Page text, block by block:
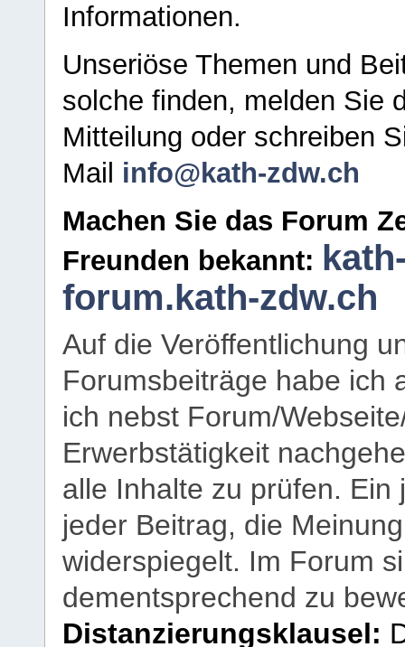
Informationen.
Unseriöse Themen und
solche finden, melden Sie
Mitteilung oder schreiben
Mail info@kath-zdw.ch
Machen Sie das Forum
Freunden bekannt:
forum.kath-zdw.ch
Auf die Veröffentlichung
Forumsbeiträge habe ich
ich nebst Forum/
Erwerbstätigkeit
alle Inhalte zu prüfen.
jeder Beitrag, die
widerspiegelt. Im Forum
dementsprechend zu
Distanzierungsklausel: